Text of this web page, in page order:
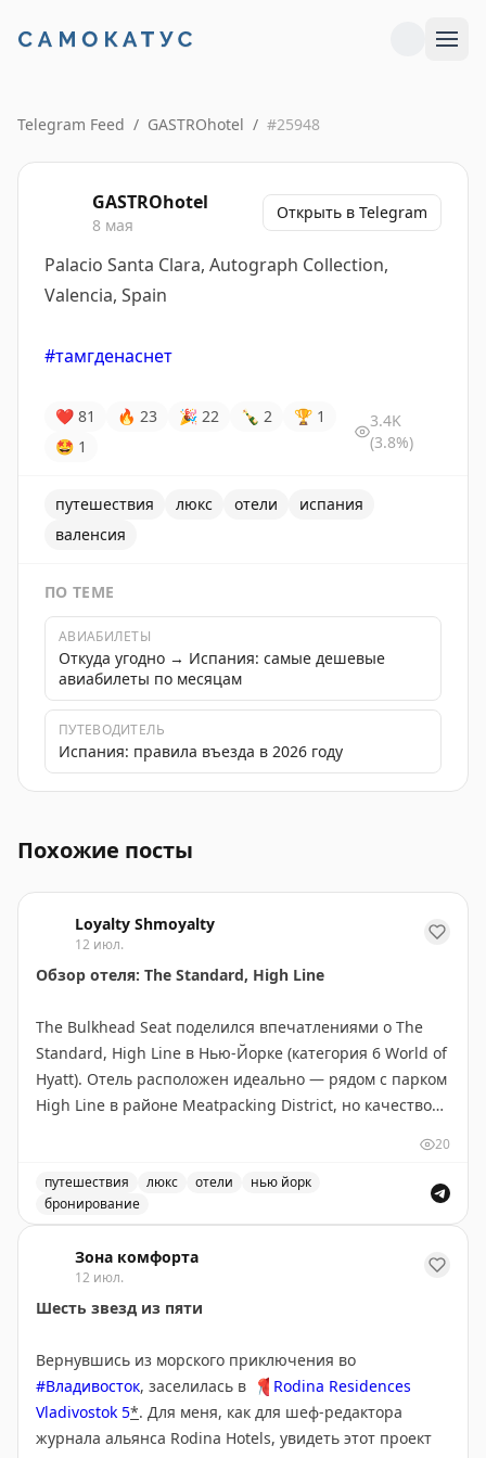
Telegram Feed / GASTROhotel / #25948
GASTROhotel
8 мая
Открыть в Telegram
Palacio Santa Clara, Autograph Collection,
Valencia, Spain
#тамгденаснет
❤ 81 🔥 23 🎉 22 🍾 2 🏆 1
🤩 1
3.4K
(3.8%)
путешествия люкс отели
испания
валенсия
ПО ТЕМЕ
АВИАБИЛЕТЫ
Откуда угодно → Испания: самые дешевые
авиабилеты по месяцам
ПУТЕВОДИТЕЛЬ
Испания: правила въезда в 2026 году
Похожие посты
Loyalty Shmoyalty
12 июл.
Обзор отеля: The Standard, High Line
The Bulkhead Seat поделился впечатлениями о The
Standard, High Line в Нью-Йорке (категория 6 World of
Hyatt). Отель расположен идеально — рядом с парком
High Line в районе Meatpacking District, но качество
Queen (230 кв.м) оказался крошечным и устаревшим,
кровать неудобной, окна грязными. Персонал был
невежлив и невнимателен к гостям. Завтрак не был
$35 (отменен для Globalist) не указан на сайте. Автор
использовал бесплатный сертификат вместо 30 000
пойнтов и считает это хорошим решением, но не
Отель нуждается в обновлении и переосмыслении
подхода к сервису.
The Bulkhead Seat|Original
20
путешествия люкс отели
нью йорк
бронирование
Зона комфорта
12 июл.
Шесть звезд из пяти
Вернувшись из морского приключения во
#Владивосток, заселилась в 📍 Rodina Residences
Vladivostok 5*. Для меня, как для шеф-редактора
журнала альянса Rodina Hotels, увидеть этот проект